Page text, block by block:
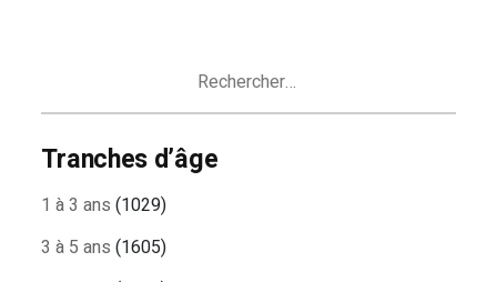
Tranches d’âge
1 à 3 ans (1029)
3 à 5 ans (1605)